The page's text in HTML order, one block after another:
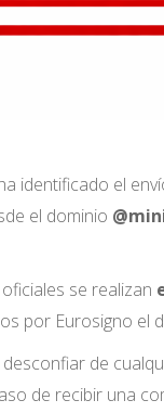
identificado el
el dominio
se realizan
por Eurosigno el
de
de recibir una